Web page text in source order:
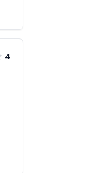
4